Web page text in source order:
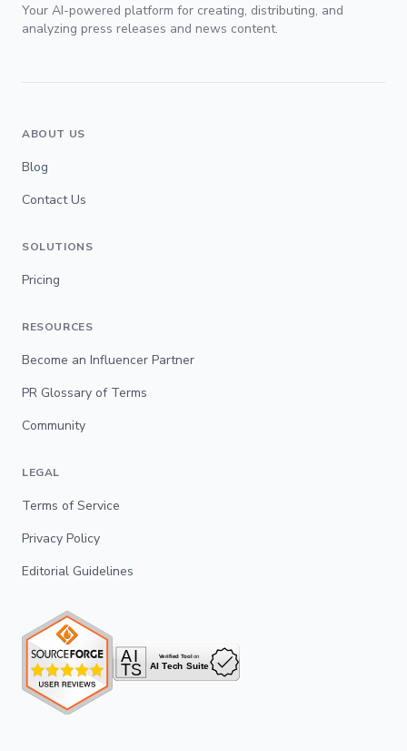
Your AI-powered platform for creating, distributing, and
analyzing press releases and news content.
ABOUT US
Blog
Contact Us
SOLUTIONS
Pricing
RESOURCES
Become an Influencer Partner
PR Glossary of Terms
Community
LEGAL
Terms of Service
Privacy Policy
Editorial Guidelines